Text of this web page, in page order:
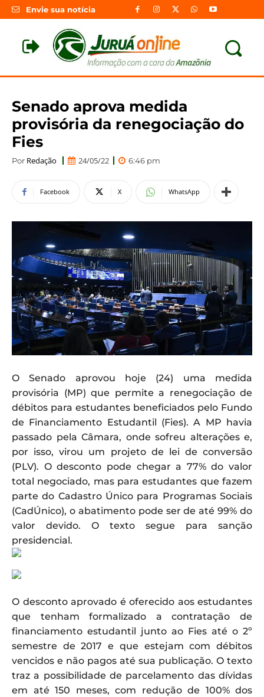
Envie sua notícia
Senado aprova medida
provisória da renegociação do
Fies
Por Redação 24/05/22 6:46 pm
Facebook X WhatsApp
O Senado aprovou hoje (24) uma medida
provisória (MP) que permite a renegociação de
débitos para estudantes beneficiados pelo Fundo
de Financiamento Estudantil (Fies). A MP havia
passado pela Câmara, onde sofreu alterações e,
por isso, virou um projeto de lei de conversão
(PLV). O desconto pode chegar a 77% do valor
total negociado, mas para estudantes que fazem
parte do Cadastro Único para Programas Sociais
(CadÚnico), o abatimento pode ser de até 99% do
valor devido. O texto segue para sanção
presidencial.
O desconto aprovado é oferecido aos estudantes
que tenham formalizado a contratação de
financiamento estudantil junto ao Fies até o 2º
semestre de 2017 e que estejam com débitos
vencidos e não pagos até sua publicação. O texto
traz a possibilidade de parcelamento das dívidas
em até 150 meses, com redução de 100% dos